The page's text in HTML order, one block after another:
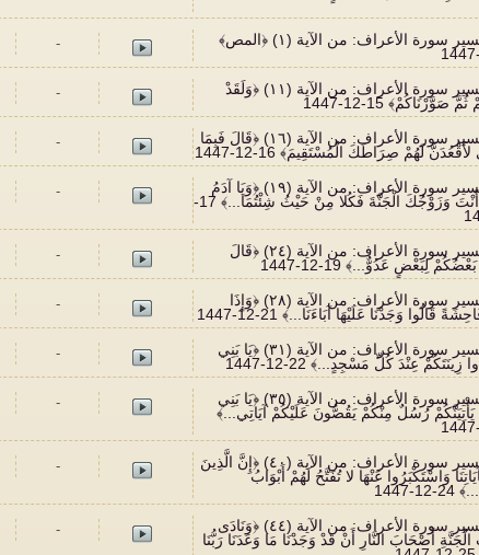
386 تفسير سورة الأعراف: من الآية (١) ﴿المص﴾
-
387 تفسير سورة الأعراف: من الآية (١١) ﴿وَلَقَدْ
صَوَّرْنَاكُمْ﴾ 15-12-1447
-
388 تفسير سورة الأعراف: من الآية (١٦) ﴿قَالَ فَبِمَا
لأَقْعُدَنَّ لَهُمْ صِرَاطَكَ الْمُسْتَقِيمَ﴾ 16-12-1447
-
389 تفسير سورة الأعراف: من الآية (١٩) ﴿وَيَا آدَمُ
اسْكُنْ أَنْتَ وَزَوْجُكَ الْجَنَّةَ فَكُلا مِنْ حَيْثُ شِئْتُمَا...﴾ 17-
-
390 تفسير سورة الأعراف: من الآية (٢٤) ﴿قَالَ
لِبَعْضٍ عَدُوٌّ...﴾ 19-12-1447
-
391 تفسير سورة الأعراف: من الآية (٢٨) ﴿وَإِذَا
قَالُوا وَجَدْنَا عَلَيْهَا آبَاءَنَا...﴾ 21-12-1447
-
392 تفسير سورة الأعراف: من الآية (٣١) ﴿يَا بَنِي
زِينَتَكُمْ عِنْدَ كُلِّ مَسْجِدٍ...﴾ 22-12-1447
-
393 تفسير سورة الأعراف: من الآية (٣٥) ﴿يَا بَنِي
يَأْتِيَنَّكُمْ رُسُلٌ مِنْكُمْ يَقُصُّونَ عَلَيْكُمْ آيَاتِي...﴾
-
394 تفسير سورة الأعراف: من الآية (٤٠) ﴿إِنَّ الَّذِينَ
وَاسْتَكْبَرُوا عَنْهَا لا تُفَتَّحُ لَهُمْ أَبْوَابُ
1447
-
395 تفسير سورة الأعراف: من الآية (٤٤) ﴿وَنَادَى
أَصْحَابَ النَّارِ أَنْ قَدْ وَجَدْنَا مَا وَعَدَنَا رَبُّنَا
-